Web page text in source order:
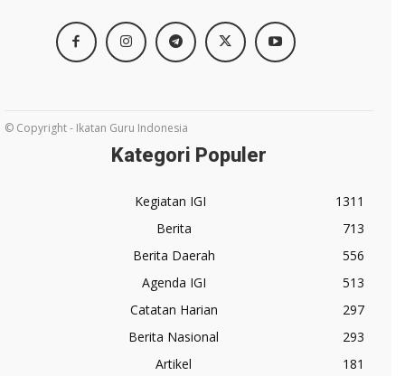
© Copyright - Ikatan Guru Indonesia
Kategori Populer
Kegiatan IGI
1311
Berita
713
Berita Daerah
556
Agenda IGI
513
Catatan Harian
297
Berita Nasional
293
Artikel
181